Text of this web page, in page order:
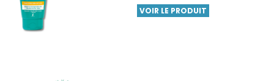
VOIR LE PRODUIT